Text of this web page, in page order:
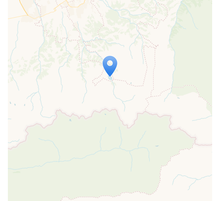
Travelers' Map wird geladen …
Wenn du dies siehst, nachdem deine
Seite vollständig geladen wurde,
fehlen leafletJS-Dateien.